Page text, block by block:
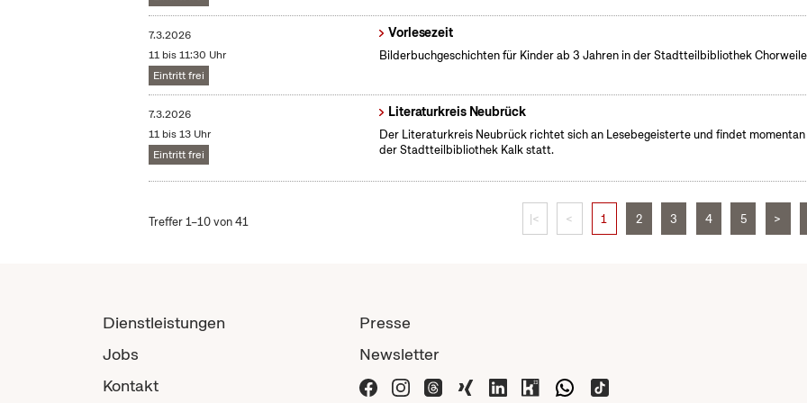
7.3.2026
11 bis 11:30 Uhr
Eintritt frei
Vorlesezeit
Bilderbuchgeschichten für Kinder ab 3 Jahren in der Stadtteilbibliothek
7.3.2026
11 bis 13 Uhr
Eintritt frei
Literaturkreis Neubrück
Der Literaturkreis Neubrück richtet sich an Lesebegeisterte und findet momentan
der Stadtteilbibliothek Kalk statt.
Treffer 1–10 von 41 |< < 1 2 3 4 5 >
Dienstleistungen
Jobs
Kontakt
Presse
Newsletter